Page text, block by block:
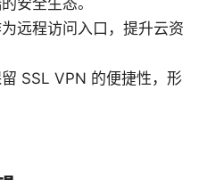
安全生态。
远程访问入口，提升云资
SSL VPN 的便捷性，形